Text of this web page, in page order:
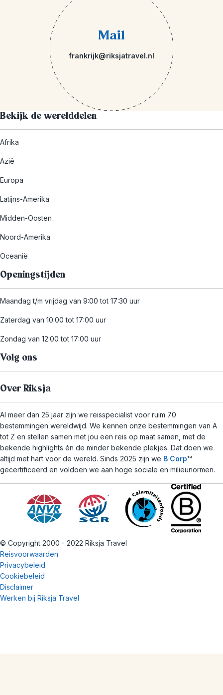
Mail
frankrijk@riksjatravel.nl
Bekijk de werelddelen
Afrika
Azië
Europa
Latijns-Amerika
Midden-Oosten
Noord-Amerika
Oceanië
Openingstijden
Maandag t/m vrijdag van 9:00 tot 17:30 uur
Zaterdag van 10:00 tot 17:00 uur
Zondag van 12:00 tot 17:00 uur
Volg ons
Over Riksja
Al meer dan 25 jaar zijn we reisspecialist voor ruim 70
bestemmingen wereldwijd. We kennen onze bestemmingen van A
tot Z en stellen samen met jou een reis op maat samen, met de
bekende highlights én de minder bekende plekjes. Dat doen we
altijd met hart voor de wereld. Sinds 2025 zijn we B Corp™
gecertificeerd en voldoen we aan hoge sociale en milieunormen.
© Copyright 2000 - 2022 Riksja Travel
Reisvoorwaarden
Privacybeleid
Cookiebeleid
Disclaimer
Werken bij Riksja Travel